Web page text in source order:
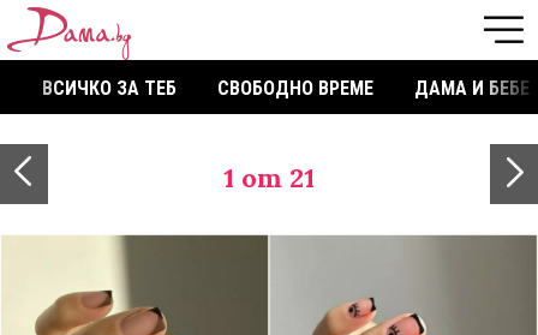
ВСИЧКО ЗА ТЕБ СВОБОДНО ВРЕМЕ ДАМА И БЕБЕ
1 от 21